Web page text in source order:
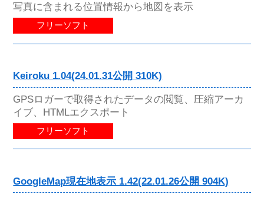
写真に含まれる位置情報から地図を表示
フリーソフト
Keiroku 1.04(24.01.31公開 310K)
GPSロガーで取得されたデータの閲覧、圧縮アーカ
イブ、HTMLエクスポート
フリーソフト
GoogleMap現在地表示 1.42(22.01.26公開 904K)